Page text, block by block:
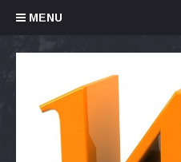
MENU
Skip to content